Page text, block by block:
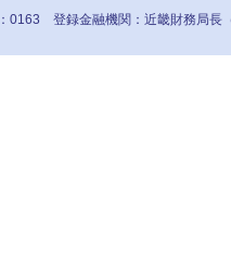
0163 登録金融機関：近畿財務局長